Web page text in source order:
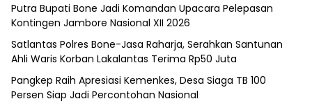
Putra Bupati Bone Jadi Komandan Upacara Pelepasan
Kontingen Jambore Nasional XII 2026
Satlantas Polres Bone-Jasa Raharja, Serahkan Santunan
Ahli Waris Korban Lakalantas Terima Rp50 Juta
Pangkep Raih Apresiasi Kemenkes, Desa Siaga TB 100
Persen Siap Jadi Percontohan Nasional